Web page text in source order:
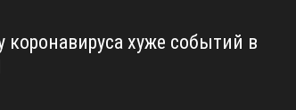
коронавируса хуже событий в